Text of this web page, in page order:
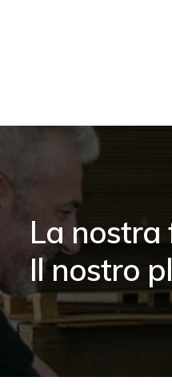
La nostra
Il nostro